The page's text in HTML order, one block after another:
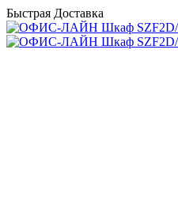
Быстрая Доставка